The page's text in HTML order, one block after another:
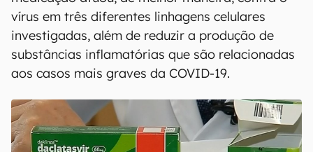
vírus em três diferentes linhagens celulares
investigadas, além de reduzir a produção de
substâncias inflamatórias que são relacionadas
aos casos mais graves da COVID-19.